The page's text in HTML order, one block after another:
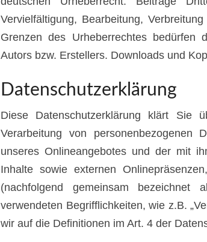
Vervielfältigung, Bearbeitung,
Grenzen des Urheberrechtes bedürfen
Autors bzw. Erstellers. Downloads und
Datenschutzerklärung
Diese Datenschutzerklärung klärt
Verarbeitung von personenbezogenen
unseres Onlineangebotes und der mit
Inhalte sowie externen
(nachfolgend gemeinsam bezeichnet
verwendeten Begrifflichkeiten, wie z.B.
wir auf die Definitionen im Art. 4 der